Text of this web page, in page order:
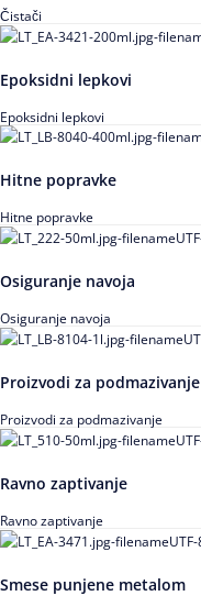
Čistači
Epoksidni lepkovi
Epoksidni lepkovi
Hitne popravke
Hitne popravke
Osiguranje navoja
Osiguranje navoja
Proizvodi za podmazivanje
Proizvodi za podmazivanje
Ravno zaptivanje
Ravno zaptivanje
Smese punjene metalom